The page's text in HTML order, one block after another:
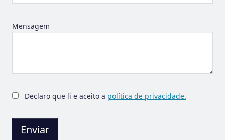
Mensagem
Declaro que li e aceito a política de privacidade.